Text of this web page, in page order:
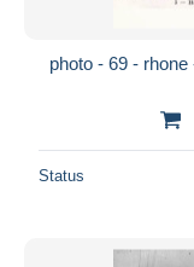
photo - 69 -
Status